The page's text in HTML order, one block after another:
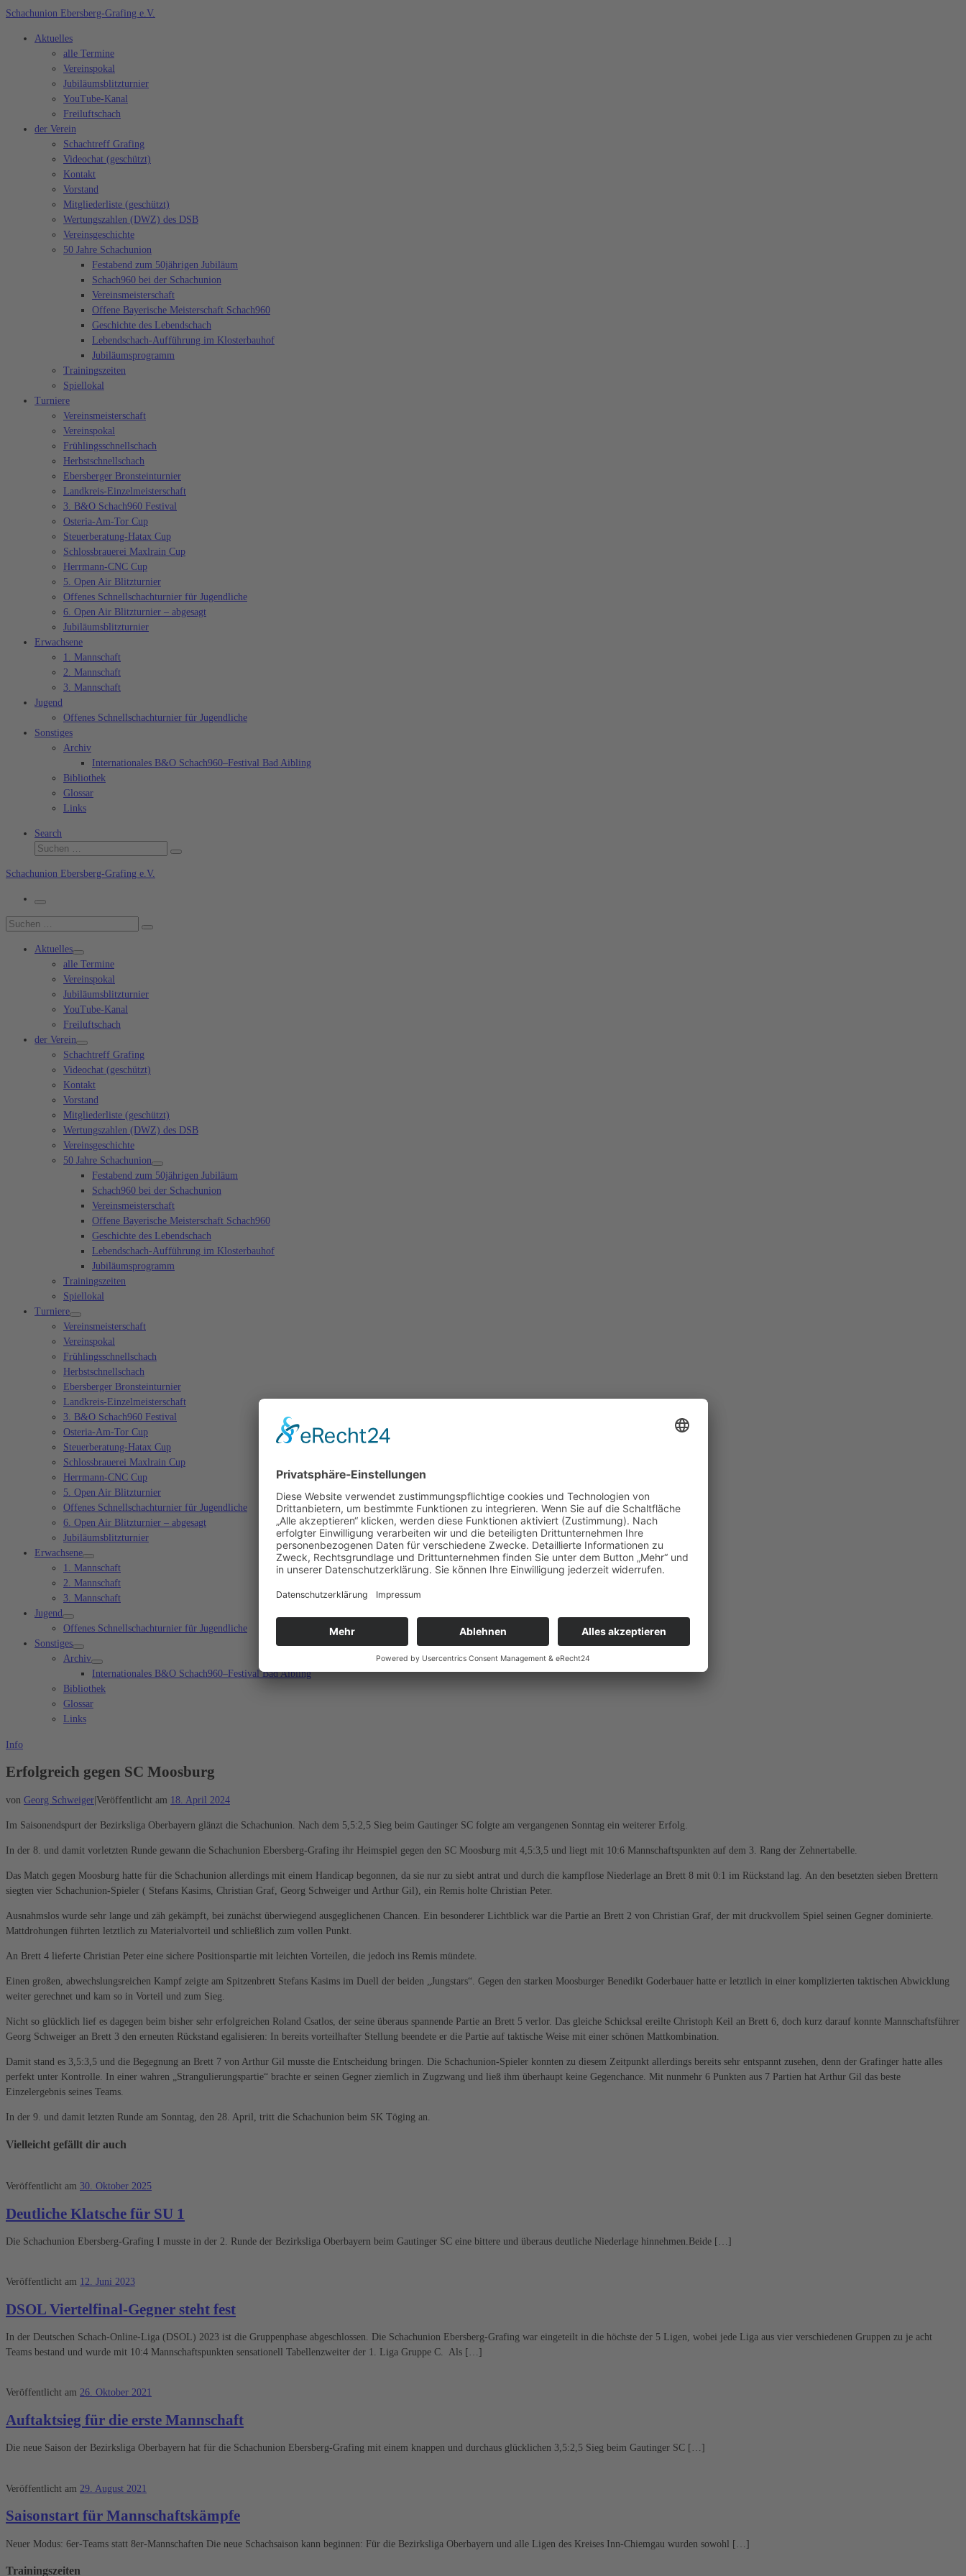
Zum
springen
Schachunion Ebersberg-Grafing e.V.
Aktuelles
alle Termine
Vereinspokal
Jubiläumsblitzturnier
YouTube-Kanal
Freiluftschach
der Verein
Schachtreff Grafing
Videochat (geschützt)
Kontakt
Vorstand
Mitgliederliste (geschützt)
Wertungszahlen (DWZ) des DSB
Vereinsgeschichte
50 Jahre Schachunion
Festabend zum 50jährigen Jubiläum
Schach960 bei der Schachunion
Vereinsmeisterschaft
Offene Bayerische Meisterschaft Schach960
Geschichte des Lebendschach
Lebendschach-Aufführung im Klosterbauhof
Jubiläumsprogramm
Trainingszeiten
Spiellokal
Turniere
Vereinsmeisterschaft
Vereinspokal
Frühlingsschnellschach
Herbstschnellschach
Ebersberger Bronsteinturnier
Landkreis-Einzelmeisterschaft
3. B&O Schach960 Festival
Osteria-Am-Tor Cup
Steuerberatung-Hatax Cup
Schlossbrauerei Maxlrain Cup
Herrmann-CNC Cup
5. Open Air Blitzturnier
Offenes Schnellschachturnier für Jugendliche
6. Open Air Blitzturnier – abgesagt
Jubiläumsblitzturnier
Erwachsene
1. Mannschaft
2. Mannschaft
3. Mannschaft
Jugend
Offenes Schnellschachturnier für Jugendliche
Sonstiges
Archiv
Internationales B&O Schach960–Festival Bad Aibling
Bibliothek
Glossar
Links
Search
Suche
Suchen …
Schachunion Ebersberg-Grafing e.V.
Menü
Suche
Suchen …
Aktuelles
alle Termine
Vereinspokal
Jubiläumsblitzturnier
YouTube-Kanal
Freiluftschach
der Verein
Schachtreff Grafing
Videochat (geschützt)
Kontakt
Vorstand
Mitgliederliste (geschützt)
Wertungszahlen (DWZ) des DSB
Vereinsgeschichte
50 Jahre Schachunion
Festabend zum 50jährigen Jubiläum
Schach960 bei der Schachunion
Vereinsmeisterschaft
Offene Bayerische Meisterschaft Schach960
Geschichte des Lebendschach
Lebendschach-Aufführung im Klosterbauhof
Jubiläumsprogramm
Trainingszeiten
Spiellokal
Turniere
Vereinsmeisterschaft
Vereinspokal
Frühlingsschnellschach
Herbstschnellschach
Ebersberger Bronsteinturnier
Landkreis-Einzelmeisterschaft
3. B&O Schach960 Festival
Osteria-Am-Tor Cup
Steuerberatung-Hatax Cup
Schlossbrauerei Maxlrain Cup
Herrmann-CNC Cup
5. Open Air Blitzturnier
Offenes Schnellschachturnier für Jugendliche
6. Open Air Blitzturnier – abgesagt
Jubiläumsblitzturnier
Erwachsene
1. Mannschaft
2. Mannschaft
3. Mannschaft
Jugend
Offenes Schnellschachturnier für Jugendliche
Sonstiges
Archiv
Internationales B&O Schach960–Festival Bad Aibling
Bibliothek
Glossar
Links
Info
Erfolgreich gegen SC Moosburg
von Georg Schweiger|Veröffentlicht am 18. April 2024
Im Saisonendspurt der Bezirksliga Oberbayern glänzt die Schachunion. Nach dem 5,5:2,5 Sieg beim Gautinger SC folgte am vergangenen Sonntag ein weiterer Erfolg.
In der 8. und damit vorletzten Runde gewann die Schachunion Ebersberg-Grafing ihr Heimspiel gegen den SC Moosburg mit 4,5:3,5 und liegt mit 10:6 Mannschaftspunkten auf dem 3. Rang der Zehnertabelle.
Das Match gegen Moosburg hatte für die Schachunion allerdings mit einem Handicap begonnen, da sie nur zu siebt antrat und durch die kampflose Niederlage an Brett 8 mit 0:1 im Rückstand lag. An den besetzten sieben Brettern
siegten vier Schachunion-Spieler ( Stefans Kasims, Christian Graf, Georg Schweiger und Arthur Gil), ein Remis holte Christian Peter.
Ausnahmslos wurde sehr lange und zäh gekämpft, bei zunächst überwiegend ausgeglichenen Chancen. Ein besonderer Lichtblick war die Partie an Brett 2 von Christian Graf, der mit druckvollem Spiel seinen Gegner dominierte.
Mattdrohungen führten letztlich zu Materialvorteil und schließlich zum vollen Punkt.
An Brett 4 lieferte Christian Peter eine sichere Positionspartie mit leichten Vorteilen, die jedoch ins Remis mündete.
Einen großen, abwechslungsreichen Kampf zeigte am Spitzenbrett Stefans Kasims im Duell der beiden „Jungstars“. Gegen den starken Moosburger Benedikt Goderbauer hatte er letztlich in einer komplizierten taktischen Abwicklung
weiter gerechnet und kam so in Vorteil und zum Sieg.
Nicht so glücklich lief es dagegen beim bisher sehr erfolgreichen Roland Csatlos, der seine überaus spannende Partie an Brett 5 verlor. Das gleiche Schicksal ereilte Christoph Keil an Brett 6, doch kurz darauf konnte Mannschaftsführer
Georg Schweiger an Brett 3 den erneuten Rückstand egalisieren: In bereits vorteilhafter Stellung beendete er die Partie auf taktische Weise mit einer schönen Mattkombination.
Damit stand es 3,5:3,5 und die Begegnung an Brett 7 von Arthur Gil musste die Entscheidung bringen. Die Schachunion-Spieler konnten zu diesem Zeitpunkt allerdings bereits sehr entspannt zusehen, denn der Grafinger hatte alles
perfekt unter Kontrolle. In einer wahren „Strangulierungspartie“ brachte er seinen Gegner ziemlich in Zugzwang und ließ ihm überhaupt keine Gegenchance. Mit nunmehr 6 Punkten aus 7 Partien hat Arthur Gil das beste
Einzelergebnis seines Teams.
In der 9. und damit letzten Runde am Sonntag, den 28. April, tritt die Schachunion beim SK Töging an.
Vielleicht gefällt dir auch
Veröffentlicht am 30. Oktober 2025
Deutliche Klatsche für SU 1
Die Schachunion Ebersberg-Grafing I musste in der 2. Runde der Bezirksliga Oberbayern beim Gautinger SC eine bittere und überaus deutliche Niederlage hinnehmen.Beide […]
Veröffentlicht am 12. Juni 2023
DSOL Viertelfinal-Gegner steht fest
In der Deutschen Schach-Online-Liga (DSOL) 2023 ist die Gruppenphase abgeschlossen. Die Schachunion Ebersberg-Grafing war eingeteilt in die höchste der 5 Ligen, wobei jede Liga aus vier verschiedenen Gruppen zu je acht
Teams bestand und wurde mit 10:4 Mannschaftspunkten sensationell Tabellenzweiter der 1. Liga Gruppe C. Als […]
Veröffentlicht am 26. Oktober 2021
Auftaktsieg für die erste Mannschaft
Die neue Saison der Bezirksliga Oberbayern hat für die Schachunion Ebersberg-Grafing mit einem knappen und durchaus glücklichen 3,5:2,5 Sieg beim Gautinger SC […]
Veröffentlicht am 29. August 2021
Saisonstart für Mannschaftskämpfe
Neuer Modus: 6er-Teams statt 8er-Mannschaften Die neue Schachsaison kann beginnen: Für die Bezirksliga Oberbayern und alle Ligen des Kreises Inn-Chiemgau wurden sowohl […]
Trainingszeiten